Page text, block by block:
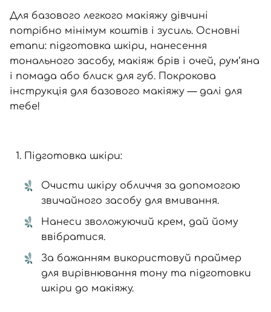
Для базового легкого макіяжу дівчині
потрібно мінімум коштів і зусиль. Основні
етапи: підготовка шкіри, нанесення
тонального засобу, макіяж брів і очей, рум’яна
і помада або блиск для губ. Покрокова
інструкція для базового макіяжу — далі для
тебе!
Підготовка шкіри:
Очисти шкіру обличчя за допомогою
звичайного засобу для вмивання.
Нанеси зволожуючий крем, дай йому
ввібратися.
За бажанням використовуй праймер
для вирівнювання тону та підготовки
шкіри до макіяжу.